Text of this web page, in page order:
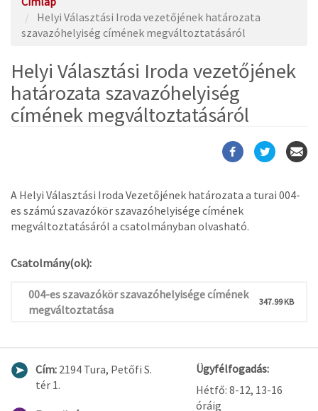
Helyi Választási Iroda vezetőjének határozata
szavazóhelyiség címének megváltoztatásáról
Helyi Választási Iroda vezetőjének
határozata szavazóhelyiség
címének megváltoztatásáról
A Helyi Választási Iroda Vezetőjének határozata a turai 004-
es számú szavazókör szavazóhelyisége címének
megváltoztatásáról a csatolmányban olvasható.
Csatolmány(ok):
004-es szavazókör szavazóhelyisége címének
megváltoztatása
347.99 KB
Cím: 2194 Tura, Petőfi S.
tér 1.
Ügyfélfogadás:
Hétfő: 8-12, 13-16
óráig